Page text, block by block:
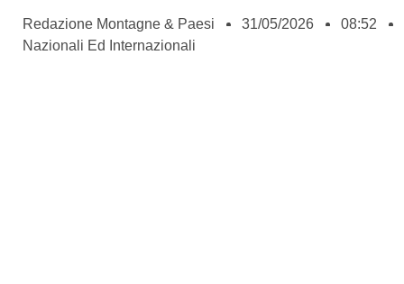
Redazione Montagne & Paesi 31/05/2026
08:52
Nazionali Ed Internazionali